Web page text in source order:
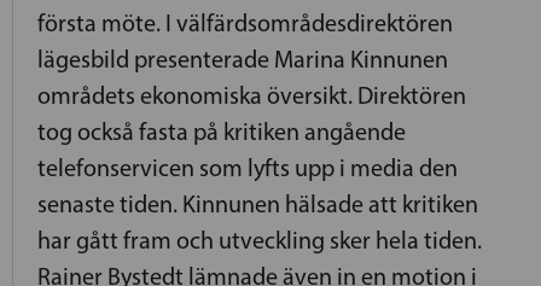
första möte. I välfärdsområdesdirektören
lägesbild presenterade Marina Kinnunen
områdets ekonomiska översikt. Direktören
tog också fasta på kritiken angående
telefonservicen som lyfts upp i media den
senaste tiden. Kinnunen hälsade att kritiken
har gått fram och utveckling sker hela tiden.
Rainer Bystedt lämnade även in en motion i